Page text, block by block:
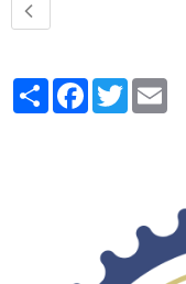
PartagerFacebook
Twitter